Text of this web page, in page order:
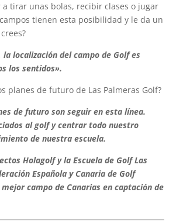
tirar unas bolas, recibir clases o jugar
tienen esta posibilidad y le da un
la localización del campo de Golf es
los sentidos».
planes de futuro de Las Palmeras Golf?
de futuro son seguir en esta línea.
al golf y centrar todo nuestro
de nuestra escuela.
Holagolf y la Escuela de Golf Las
Española y Canaria de Golf
campo de Canarias en captación de